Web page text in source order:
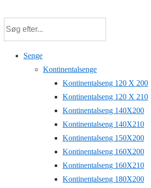
Senge
Kontinentalsenge
Kontinentalseng 120 X 200
Kontinentalseng 120 X 210
Kontinentalseng 140X200
Kontinentalseng 140X210
Kontinentalseng 150X200
Kontinentalseng 160X200
Kontinentalseng 160X210
Kontinentalseng 180X200